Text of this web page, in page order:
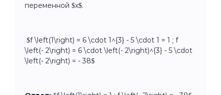
переменной $x$.
$f \left(1\right) = 6 \cdot 1^{3} - 5 \cdot 1 = 1 ; f
\left(- 2\right) = 6 \cdot \left(- 2\right)^{3} - 5 \cdot
\left(- 2\right) = - 38$